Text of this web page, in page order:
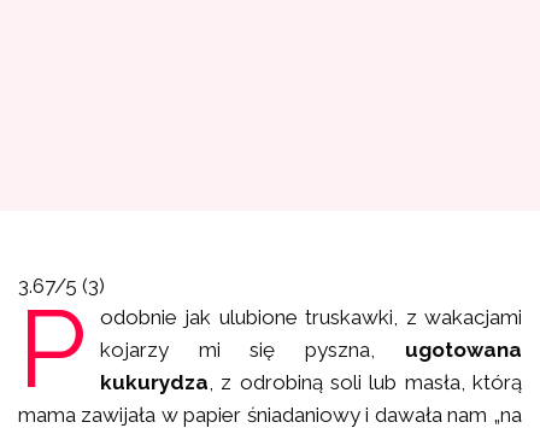
3.67/5 (3)
P
odobnie jak ulubione truskawki, z wakacjami
kojarzy mi się pyszna, ugotowana
kukurydza , z odrobiną soli lub masła, którą
mama zawijała w papier śniadaniowy i dawała nam „na